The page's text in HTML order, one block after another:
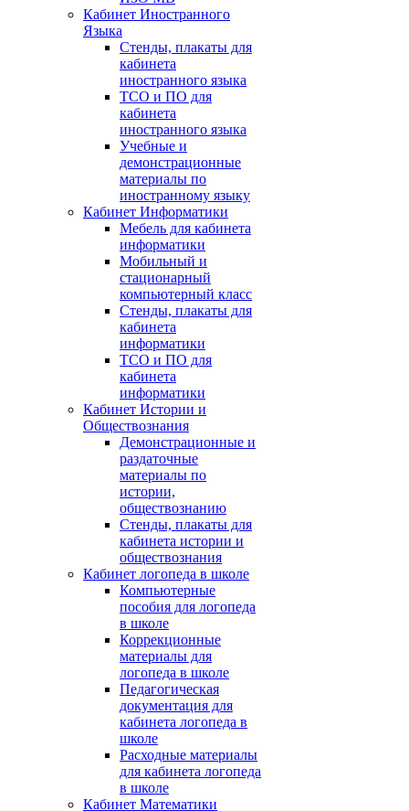
Кабинет Иностранного
Языка
Стенды, плакаты для
кабинета
иностранного языка
ТСО и ПО для
кабинета
иностранного языка
Учебные и
демонстрационные
материалы по
иностранному языку
Кабинет Информатики
Мебель для кабинета
информатики
Мобильный и
стационарный
компьютерный класс
Стенды, плакаты для
кабинета
информатики
ТСО и ПО для
кабинета
информатики
Кабинет Истории и
Обществознания
Демонстрационные и
раздаточные
материалы по
истории,
обществознанию
Стенды, плакаты для
кабинета истории и
обществознания
Кабинет логопеда в школе
Компьютерные
пособия для логопеда
в школе
Коррекционные
материалы для
логопеда в школе
Педагогическая
документация для
кабинета логопеда в
школе
Расходные материалы
для кабинета логопеда
в школе
Кабинет Математики